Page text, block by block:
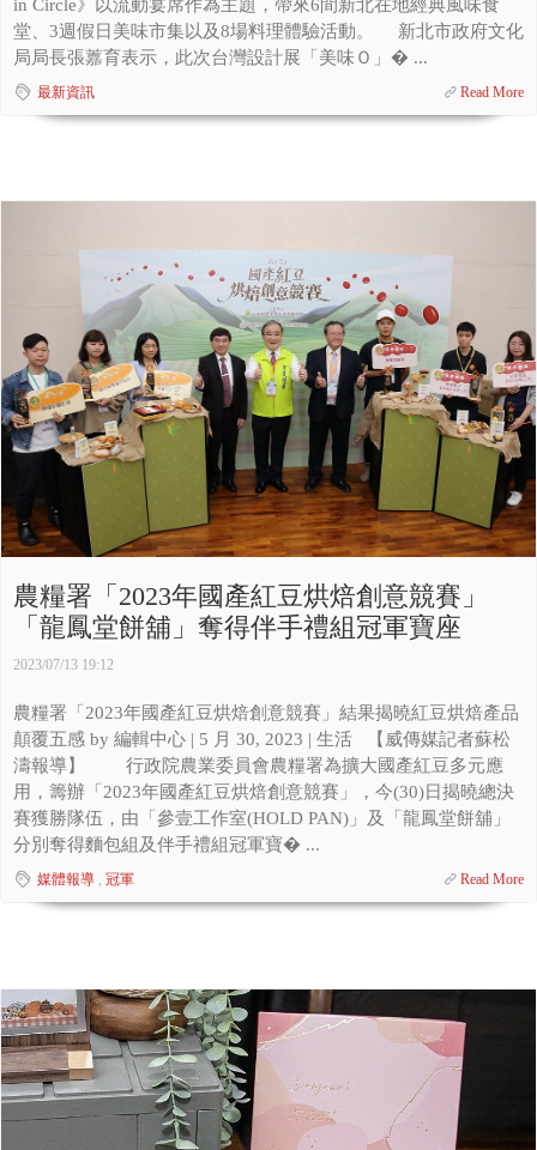
in Circle》以流動宴席作為主題，帶來6間新北在地經典風味食
堂、3週假日美味市集以及8場料理體驗活動。 新北市政府文化
局局長張䕒育表示，此次台灣設計展「美味Ｏ」� ...
最新資訊 Read More
農糧署「2023年國產紅豆烘焙創意競賽」
「龍鳳堂餅舖」奪得伴手禮組冠軍寶座
2023/07/13 19:12
農糧署「2023年國產紅豆烘焙創意競賽」結果揭曉紅豆烘焙產品
顛覆五感 by 編輯中心 | 5 月 30, 2023 | 生活 【威傳媒記者蘇松
濤報導】 行政院農業委員會農糧署為擴大國產紅豆多元應
用，籌辦「2023年國產紅豆烘焙創意競賽」，今(30)日揭曉總決
賽獲勝隊伍，由「參壹工作室(HOLD PAN)」及「龍鳳堂餅舖」
分別奪得麵包組及伴手禮組冠軍寶� ...
媒體報導, 冠軍 Read More